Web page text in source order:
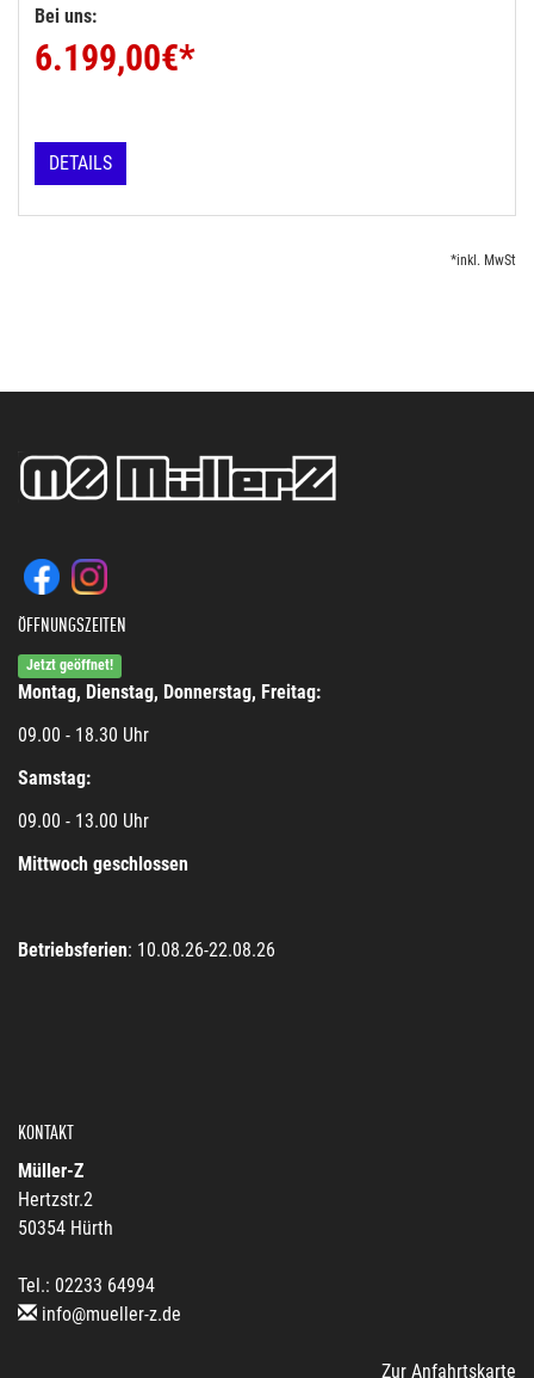
Bei uns:
6.199,00€*
DETAILS
*inkl. MwSt
ÖFFNUNGSZEITEN
Jetzt geöffnet!
Montag, Dienstag, Donnerstag, Freitag:
09.00 - 18.30 Uhr
Samstag:
09.00 - 13.00 Uhr
Mittwoch geschlossen
Betriebsferien: 10.08.26-22.08.26
KONTAKT
Müller-Z
Hertzstr.2
50354 Hürth
Tel.: 02233 64994
info@mueller-z.de
Zur Anfahrtskarte